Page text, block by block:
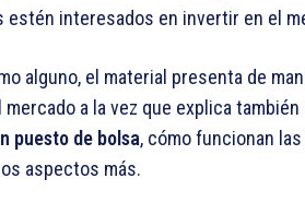
estén interesados en invertir en el
alguno, el material presenta de
mercado a la vez que explica
puesto de bolsa, cómo funcionan
aspectos más.